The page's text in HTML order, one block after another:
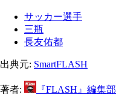
サッカー選手
三瓶
長友佑都
出典元: SmartFLASH
著者: 『FLASH』編集部